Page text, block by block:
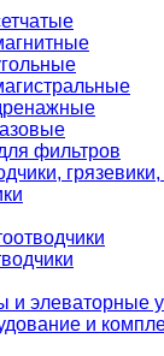
фильтров
и элеваторные
и